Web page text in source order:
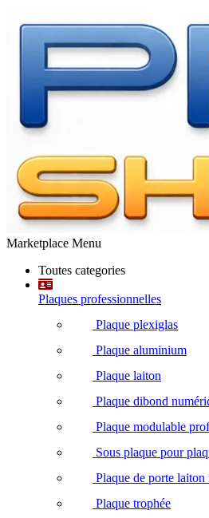
Marketplace Menu
Toutes categories
Plaques professionnelles
Plaque plexiglas
Plaque aluminium
Plaque laiton
Plaque dibond
Plaque modulable
Sous plaque pour
Plaque de porte laiton
Plaque trophée